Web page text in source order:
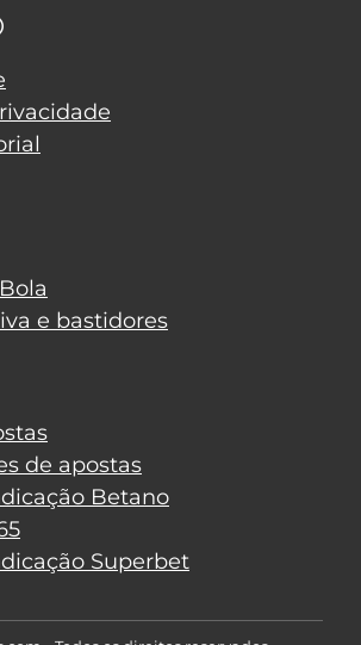
e bastidores
de apostas
Betano
Superbet